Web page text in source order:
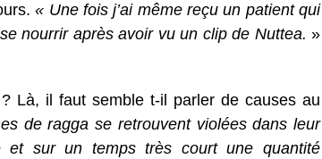
« Une fois j’ai même reçu un patient qui
nourrir après avoir vu un clip de Nuttea. »
Là, il faut semble t-il parler de causes au
de ragga se retrouvent violées dans leur
sur un temps très court une quantité